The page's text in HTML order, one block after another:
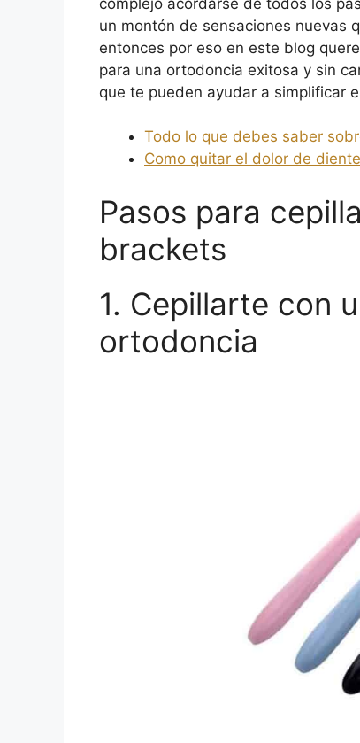
un montón de sensaciones nuevas
entonces por eso en este blog
para una ortodoncia exitosa y sin
que te pueden ayudar a simplificar
Todo lo que debes saber
Como quitar el dolor de
Pasos para
brackets
1. Cepillarte con
ortodoncia